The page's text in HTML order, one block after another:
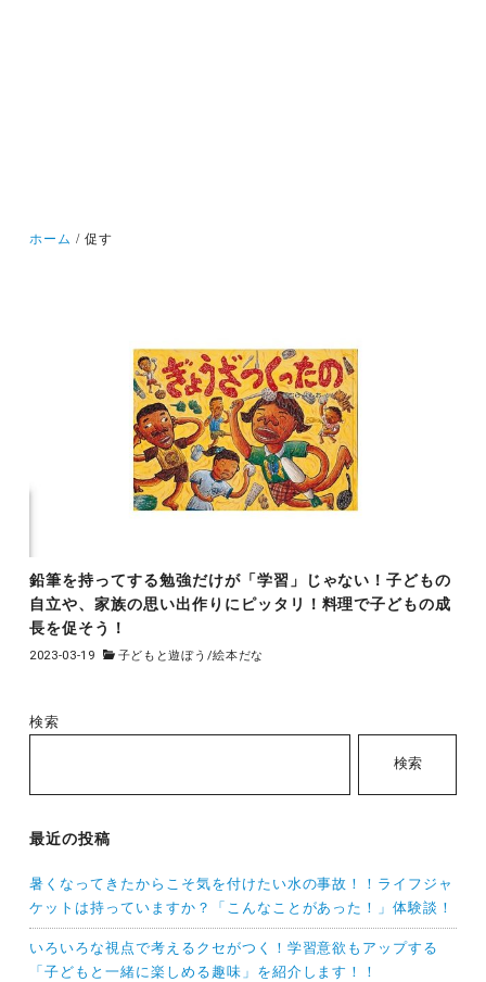
ホーム 促す
鉛筆を持ってする勉強だけが「学習」じゃない！子どもの
自立や、家族の思い出作りにピッタリ！料理で子どもの成
長を促そう！
2023-03-19 子どもと遊ぼう /絵本だな
検索
検索
最近の投稿
暑くなってきたからこそ気を付けたい水の事故！！ライフジャ
ケットは持っていますか？「こんなことがあった！」体験談！
いろいろな視点で考えるクセがつく！学習意欲もアップする
「子どもと一緒に楽しめる趣味」を紹介します！！